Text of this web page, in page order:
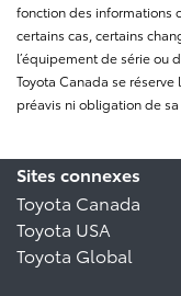
fonction des informations
certains cas, certains
l’équipement de série ou
Toyota Canada se
préavis ni obligation de
Sites connexes
Toyota Canada
Toyota USA
Toyota Global